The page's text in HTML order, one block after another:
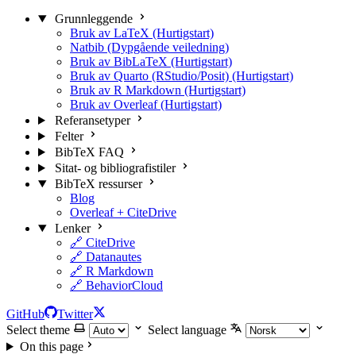
Grunnleggende
Bruk av LaTeX (Hurtigstart)
Natbib (Dypgående veiledning)
Bruk av BibLaTeX (Hurtigstart)
Bruk av Quarto (RStudio/Posit) (Hurtigstart)
Bruk av R Markdown (Hurtigstart)
Bruk av Overleaf (Hurtigstart)
Referansetyper
Felter
BibTeX FAQ
Sitat- og bibliografistiler
BibTeX ressurser
Blog
Overleaf + CiteDrive
Lenker
🔗 CiteDrive
🔗 Datanautes
🔗 R Markdown
🔗 BehaviorCloud
GitHub
Twitter
Select theme
Select language
On this page